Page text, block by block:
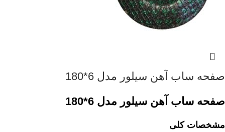
صفحه ساب آهن سیلور مدل 6*180
صفحه ساب آهن سیلور مدل 6*180
مشخصات کلی